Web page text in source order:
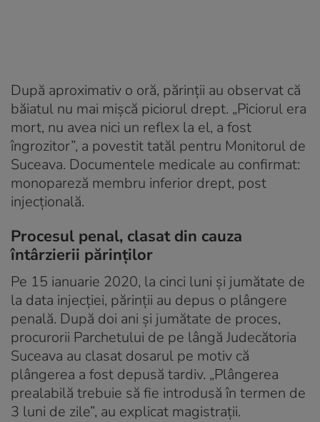
După aproximativ o oră, părinții au observat că
băiatul nu mai mișcă piciorul drept. „Piciorul era
mort, nu avea nici un reflex la el, a fost
îngrozitor”, a povestit tatăl pentru Monitorul de
Suceava. Documentele medicale au confirmat:
monopareză membru inferior drept, post
injecțională.
Procesul penal, clasat din cauza
întârzierii părinților
Pe 15 ianuarie 2020, la cinci luni și jumătate de
la data injecției, părinții au depus o plângere
penală. După doi ani și jumătate de proces,
procurorii Parchetului de pe lângă Judecătoria
Suceava au clasat dosarul pe motiv că
plângerea a fost depusă tardiv. „Plângerea
prealabilă trebuie să fie introdusă în termen de
3 luni de zile”, au explicat magistrații.